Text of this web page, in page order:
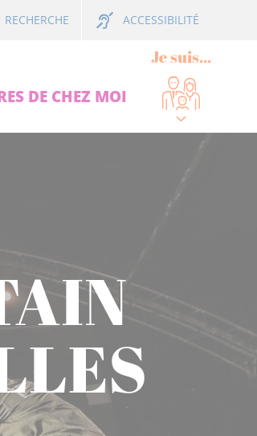
RECHERCHE ACCESSIBILITÉ
DE CHEZ MOI
Je suis...